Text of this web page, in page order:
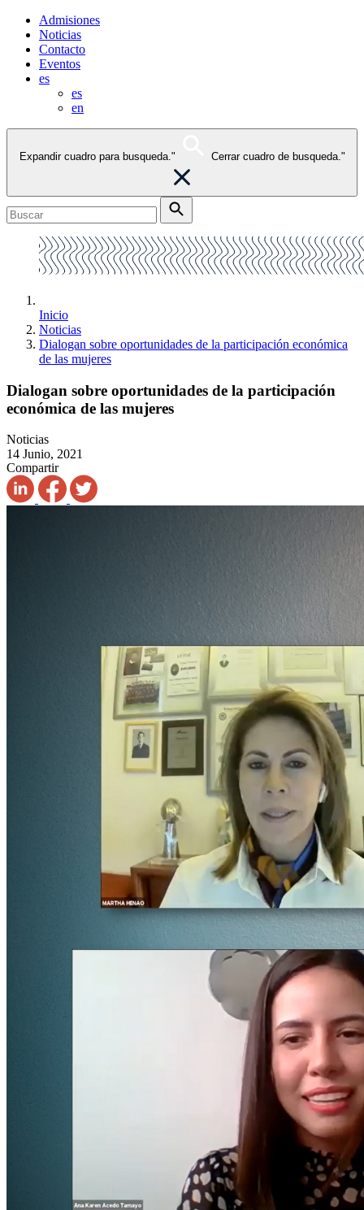
Admisiones
Noticias
Contacto
Eventos
es
es
en
Expandir cuadro para busqueda." Cerrar cuadro de busqueda."
Inicio
Noticias
Dialogan sobre oportunidades de la participación económica
de las mujeres
Dialogan sobre oportunidades de la participación
económica de las mujeres
Noticias
14 Junio, 2021
Compartir